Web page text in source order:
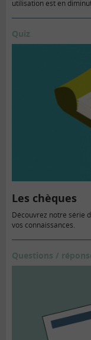
utilisation est en
Quiz
Les chèques
Découvrez notre série
vos connaissances.
Questions /